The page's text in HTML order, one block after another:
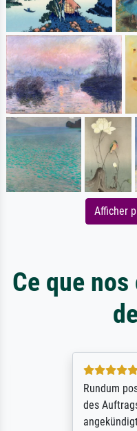
Afficher
Ce que
5 / 5
Rundum
des Auftrags
angekündigte